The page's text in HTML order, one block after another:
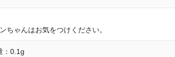
ちゃんはお気をつけください。
0.1g